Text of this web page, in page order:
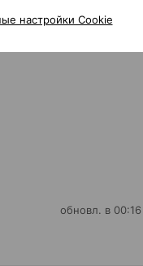
Трейдинг ОАЭ
обновл. в 00:16
настройки Cookie